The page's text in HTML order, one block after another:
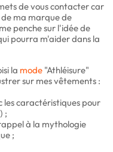
de vous contacter car
ma marque de
penche sur l'idée de
pourra m'aider dans la
la mode "Athléisure"
sur mes vêtements :
les caractéristiques pour
;
à la mythologie
;